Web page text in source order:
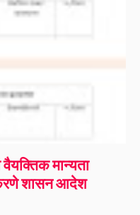
वैयक्तिक मान्यता
करणे शासन आदेश